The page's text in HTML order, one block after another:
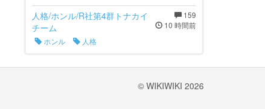
159
10 時間前
人格/ホンル/R社第4群トナカイ
チーム
ホンル 人格
© WIKIWIKI 2026